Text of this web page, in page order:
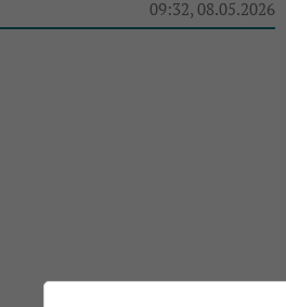
09:32, 08.05.2026